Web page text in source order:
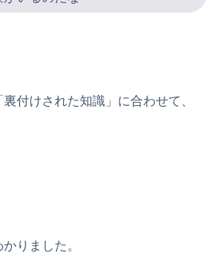
付けされた知識」に合わせて、
りました。